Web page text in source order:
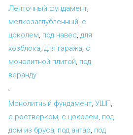
Ленточный фундамент,
мелкозаглубленный, с
цоколем, под навес, для
хозблока, для гаража, с
монолитной плитой, под
веранду
Монолитный фундамент, УШП,
с ростверком, с цоколем, под
дом из бруса, под ангар, под